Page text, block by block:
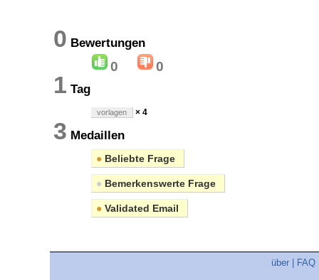
0 Bewertungen
0 0
1 Tag
vorlagen × 4
3 Medaillen
● Beliebte Frage
● Bemerkenswerte Frage
● Validated Email
über FAQ